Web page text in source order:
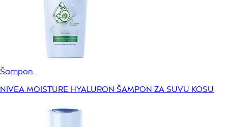
Šampon
NIVEA MOISTURE HYALURON ŠAMPON ZA SUVU KOSU